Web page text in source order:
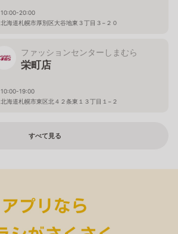
10:00-20:00
北海道札幌市厚別区大谷地東３丁目３−２０
ファッションセンターしまむら
栄町店
10:00-19:00
北海道札幌市東区北４２条東１３丁目１−２
すべて見る